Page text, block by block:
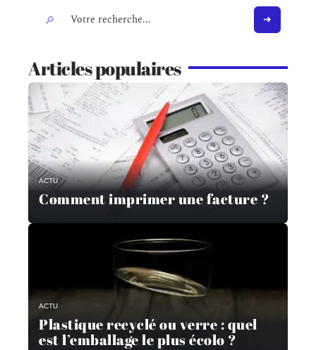
Articles populaires
ACTU
Comment imprimer une facture ?
ACTU
Plastique recyclé ou verre : quel
est l’emballage le plus écolo ?